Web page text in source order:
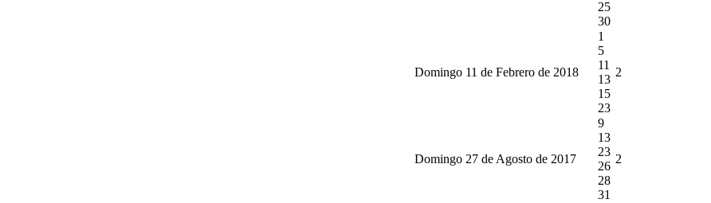
25
30
Domingo 11 de Febrero de 2018
1
5
11
13
15
23
2
Domingo 27 de Agosto de 2017
9
13
23
26
28
31
2